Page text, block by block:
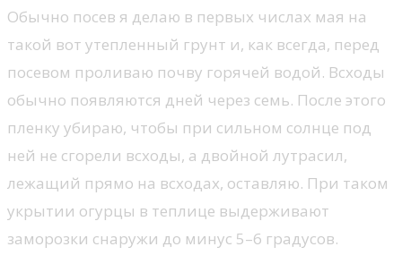
Обычно посев я делаю в первых числах мая на
такой вот утепленный грунт и, как всегда, перед
посевом проливаю почву горячей водой. Всходы
обычно появляются дней через семь. После этого
пленку убираю, чтобы при сильном солнце под
ней не сгорели всходы, а двойной лутрасил,
лежащий прямо на всходах, оставляю. При таком
укрытии огурцы в теплице выдерживают
заморозки снаружи до минус 5–6 градусов.